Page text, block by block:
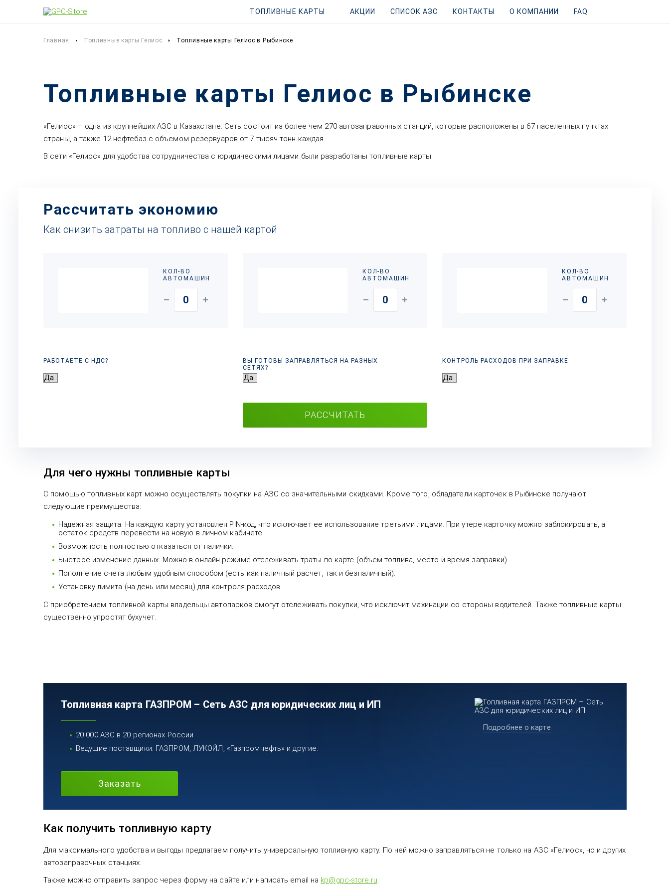
ТОПЛИВНЫЕ КАРТЫ АКЦИИ СПИСОК АЗС КОНТАКТЫ О КОМПАНИИ FAQ
Главная Топливные карты Гелиос Топливные карты Гелиос в Рыбинске
Топливные карты Гелиос в Рыбинске
«Гелиос» – одна из крупнейших АЗС в Казахстане. Сеть состоит из более чем 270 автозаправочных станций, которые расположены в 67 населенных пунктах
страны, а также 12 нефтебаз с объемом резервуаров от 7 тысяч тонн каждая.
В сети «Гелиос» для удобства сотрудничества с юридическими лицами были разработаны топливные карты.
Рассчитать экономию
Как снизить затраты на топливо с нашей картой
КОЛ-ВО
АВТОМАШИН
КОЛ-ВО
АВТОМАШИН
КОЛ-ВО
АВТОМАШИН
РАБОТАЕТЕ С НДС?
ВЫ ГОТОВЫ ЗАПРАВЛЯТЬСЯ НА РАЗНЫХ
СЕТЯХ?
КОНТРОЛЬ РАСХОДОВ ПРИ ЗАПРАВКЕ
РАССЧИТАТЬ
Для чего нужны топливные карты
С помощью топливных карт можно осуществлять покупки на АЗС со значительными скидками. Кроме того, обладатели карточек в Рыбинске получают
следующие преимущества:
Надежная защита. На каждую карту установлен PIN-код, что исключает ее использование третьими лицами. При утере карточку можно заблокировать, а
остаток средств перевести на новую в личном кабинете.
Возможность полностью отказаться от налички.
Быстрое изменение данных. Можно в онлайн-режиме отслеживать траты по карте (объем топлива, место и время заправки).
Пополнение счета любым удобным способом (есть как наличный расчет, так и безналичный).
Установку лимита (на день или месяц) для контроля расходов.
С приобретением топливной карты владельцы автопарков смогут отслеживать покупки, что исключит махинации со стороны водителей. Также топливные карты
существенно упростят бухучет.
Топливная карта ГАЗПРОМ – Сеть АЗС для юридических лиц и ИП
20 000 АЗС в 20 регионах России
Ведущие поставщики: ГАЗПРОМ, ЛУКОЙЛ, «Газпромнефть» и другие.
Заказать
Подробнее о карте
Как получить топливную карту
Для максимального удобства и выгоды предлагаем получить универсальную топливную карту. По ней можно заправляться не только на АЗС «Гелиос», но и других
автозаправочных станциях.
Также можно отправить запрос через форму на сайте или написать email на kp@gpc-store.ru.